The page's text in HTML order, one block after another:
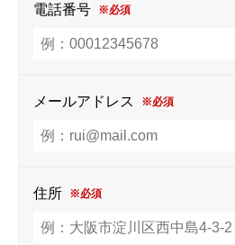
電話番号 ※必須
メールアドレス ※必須
住所 ※必須